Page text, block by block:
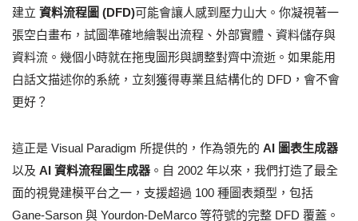
建立 資料流程圖 (DFD)可能會讓人感到壓力山大。你凝視著一
張空白畫布，試圖準確地繪製出流程、外部實體、資料儲存與
資料流。幾個小時就在拖曳圖形與調整對齊中流逝。如果能用
白話文描述你的系統，立刻獲得專業且結構化的 DFD，會不會
更好？
這正是 Visual Paradigm 所提供的，作為領先的 AI 圖表生成器
以及 AI 資料流程圖生成器 。自 2002 年以來，我們打造了最全
面的視覺建模平台之一，支援超過 100 種圖表類型，包括
Gane-Sarson 與 Yourdon-DeMarco 等符號的完整 DFD 覆蓋。